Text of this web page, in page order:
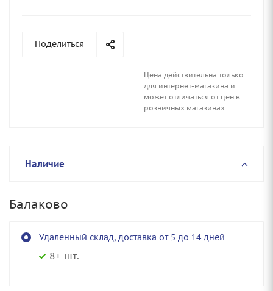
Поделиться
Цена действительна только
для интернет-магазина и
может отличаться от цен в
розничных магазинах
Наличие
Балаково
Удаленный склад, доставка от 5 до 14 дней
8+ шт.